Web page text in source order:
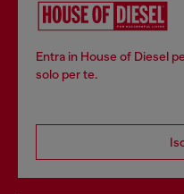
Entra in House of Diesel
solo per te.